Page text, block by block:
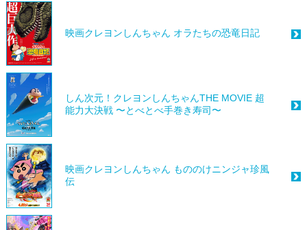
映画クレヨンしんちゃん オラたちの恐竜日記
しん次元！クレヨンしんちゃんTHE MOVIE 超
能力大決戦 〜とべとべ手巻き寿司〜
映画クレヨンしんちゃん もののけニンジャ珍風
伝